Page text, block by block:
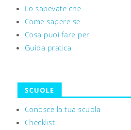
Lo sapevate che
Come sapere se
Cosa puoi fare per
Guida pratica
SCUOLE
Conosce la tua scuola
Checklist